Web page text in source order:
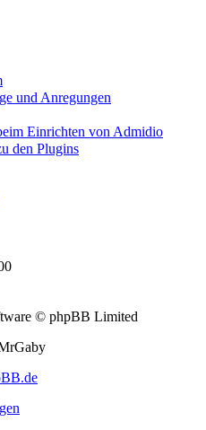
und Anregungen
Einrichten von Admidio
den Plugins
© phpBB Limited